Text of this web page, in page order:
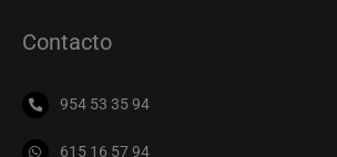
Contacto
954 53 35 94
615 16 57 94